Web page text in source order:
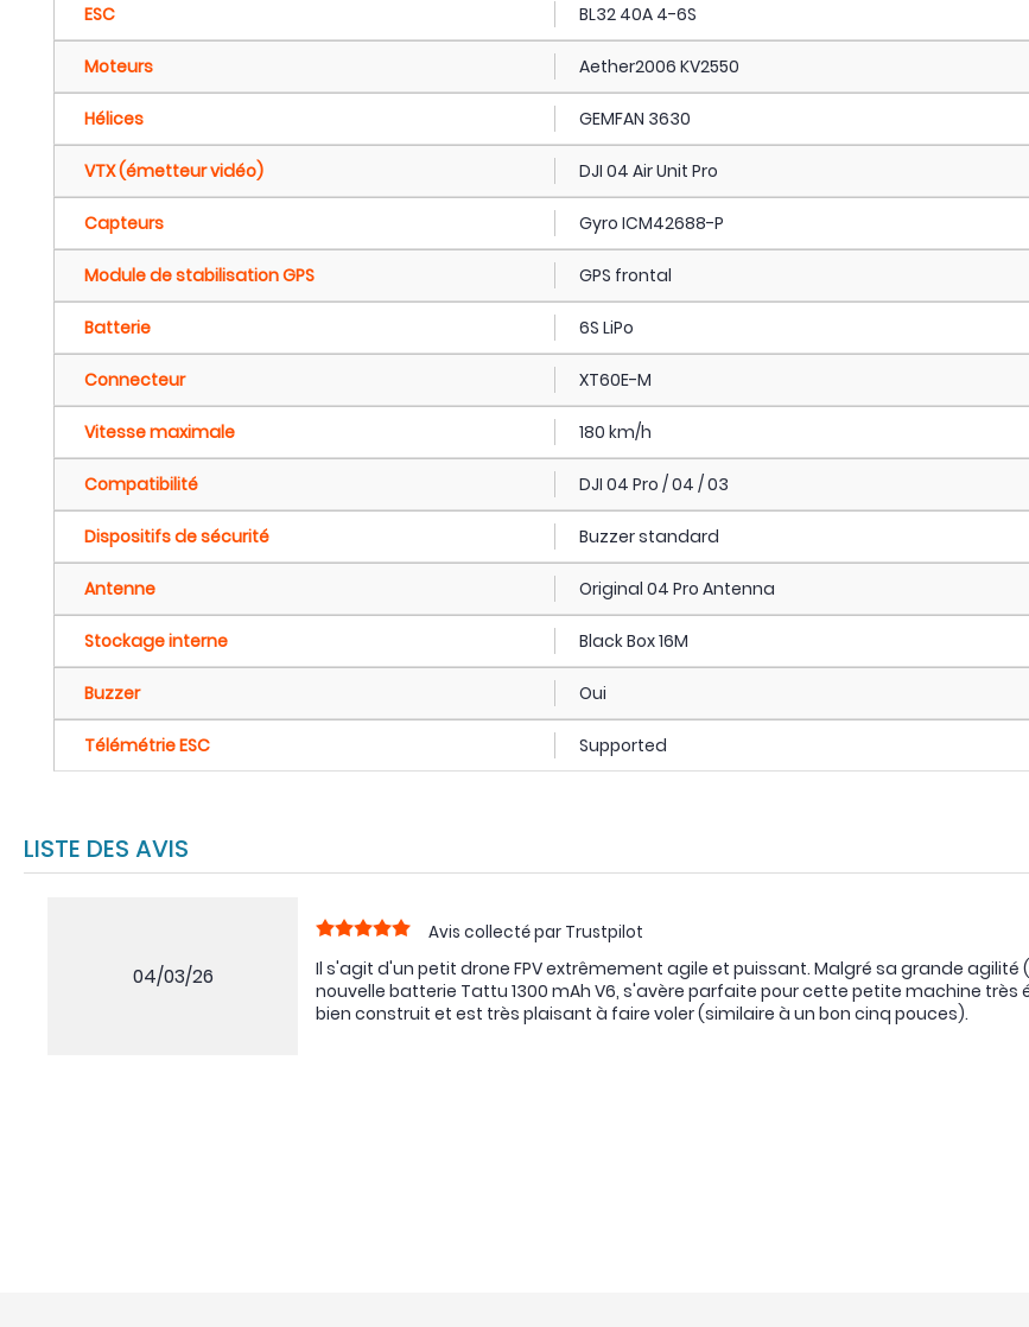
ESC BL32 40A 4-6S
Moteurs Aether2006 KV2550
Hélices GEMFAN 3630
VTX (émetteur vidéo) DJI 04 Air Unit Pro
Capteurs Gyro ICM42688-P
Module de stabilisation GPS GPS frontal
Batterie 6S LiPo
Connecteur XT60E-M
Vitesse maximale 180 km/h
Compatibilité DJI 04 Pro / 04 / 03
Dispositifs de sécurité Buzzer standard
Antenne Original 04 Pro Antenna
Stockage interne Black Box 16M
Buzzer Oui
Télémétrie ESC Supported
LISTE DES AVIS
04/03/26
Avis collecté par Trustpilot
Il s'agit d'un petit drone FPV extrêmement agile et puissant. Malgré sa grande
nouvelle batterie Tattu 1300 mAh V6, s'avère parfaite pour cette petite machine très
bien construit et est très plaisant à faire voler (similaire à un bon cinq pouces).